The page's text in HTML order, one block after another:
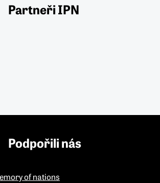
Partneři IPN
Podpořili nás